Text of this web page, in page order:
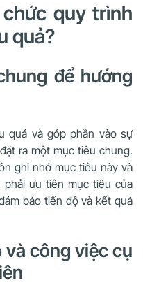
quy trình
quả?
để hướng
quả và góp phần vào sự
ra một mục tiêu chung.
ghi nhớ mục tiêu này và
ưu tiên mục tiêu của
bảo tiến độ và kết quả
và công việc cụ